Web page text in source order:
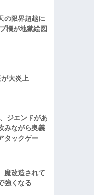
の限界超越に
欄が地獄絵図
が大炎上
ジエンドがあ
みながら奥義
タックゲー
魔改造されて
強くなる